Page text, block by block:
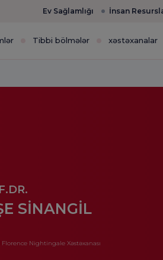
Ev Sağlamlığı İnsan
Tibbi bölmələr xəstəxanalar
SİNANGİL
Florence Nightingale Xəstəxanası